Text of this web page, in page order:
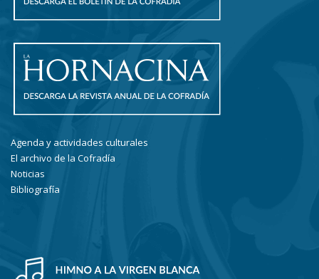
Agenda y actividades culturales
El archivo de la Cofradía
Noticias
Bibliografía